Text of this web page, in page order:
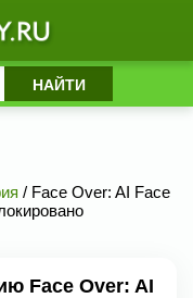
/ Face Over: AI Face
Face Over: AI